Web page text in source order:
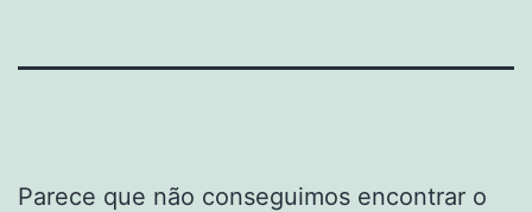
Parece que não conseguimos encontrar o